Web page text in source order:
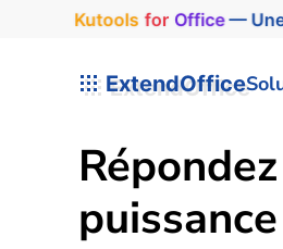
Kutools for Office— Une
ExtendOffice